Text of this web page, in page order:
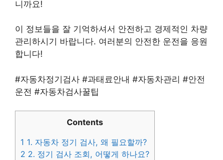
니까요!
이 정보들을 잘 기억하셔서 안전하고 경제적인 차량
관리하시기 바랍니다. 여러분의 안전한 운전을 응원
합니다!
#자동차정기검사 #과태료안내 #자동차관리 #안전
운전 #자동차검사꿀팁
Contents
1 1. 자동차 정기 검사, 왜 필요할까?
2 2. 정기 검사 조회, 어떻게 하나요?